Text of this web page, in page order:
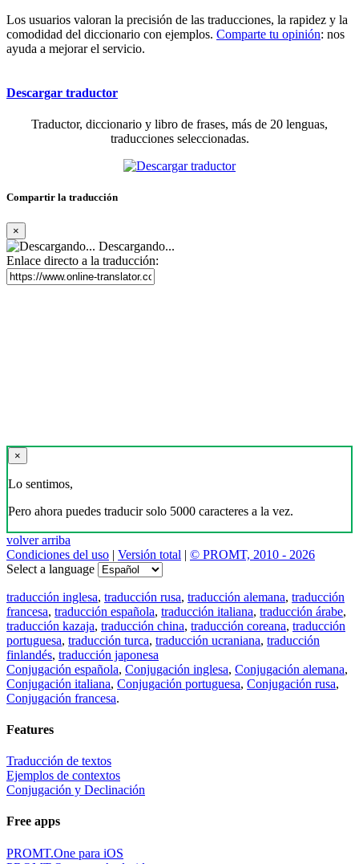
Los usuarios valoran la precisión de las traducciones, la rapidez y la
comodidad del diccionario con ejemplos. Comparte tu opinión: nos
ayuda a mejorar el servicio.
Descargar traductor
Traductor, diccionario y libro de frases, más de 20 lenguas,
traducciones seleccionadas.
Compartir la traducción
×
Descargando...
Enlace directo a la traducción:
×
Lo sentimos,
Pero ahora puedes traducir solo 5000 caracteres a la vez.
volver arriba
Condiciones del uso | Versión total | © PROMT, 2010 - 2026
Select a language
traducción inglesa, traducción rusa, traducción alemana, traducción
francesa, traducción española, traducción italiana, traducción árabe,
traducción kazaja, traducción china, traducción coreana, traducción
portuguesa, traducción turca, traducción ucraniana, traducción
finlandés, traducción japonesa
Conjugación española, Conjugación inglesa, Conjugación alemana,
Conjugación italiana, Conjugación portuguesa, Conjugación rusa,
Conjugación francesa.
Features
Traducción de textos
Ejemplos de contextos
Conjugación y Declinación
Free apps
PROMT.One para iOS